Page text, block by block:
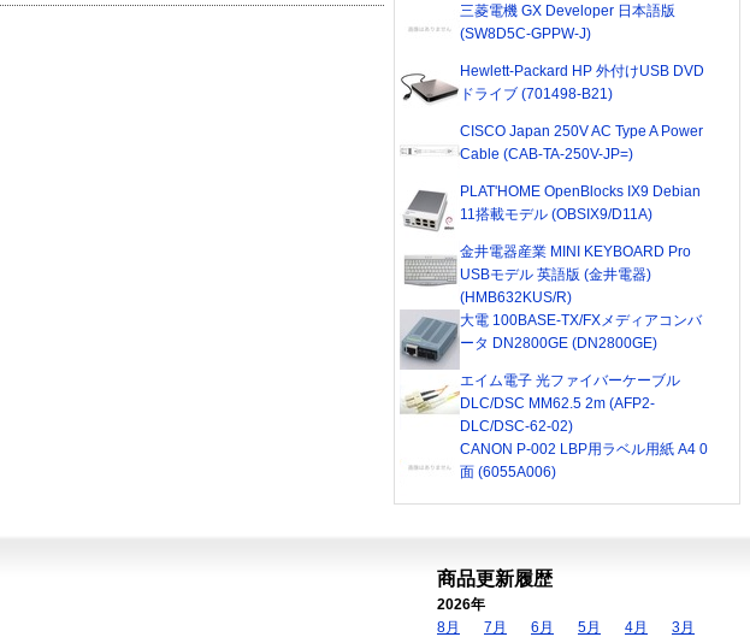
三菱電機 GX Developer 日本語版
(SW8D5C-GPPW-J)
Hewlett-Packard HP 外付けUSB DVD
ドライブ (701498-B21)
CISCO Japan 250V AC Type A Power
Cable (CAB-TA-250V-JP=)
PLAT'HOME OpenBlocks IX9 Debian
11搭載モデル (OBSIX9/D11A)
金井電器産業 MINI KEYBOARD Pro
USBモデル 英語版 (金井電器)
(HMB632KUS/R)
大電 100BASE-TX/FXメディアコンバ
ータ DN2800GE (DN2800GE)
エイム電子 光ファイバーケーブル
DLC/DSC MM62.5 2m (AFP2-
DLC/DSC-62-02)
CANON P-002 LBP用ラベル用紙 A4 0
面 (6055A006)
商品更新履歴
2026年
8月
7月 6月 5月 4月
3月